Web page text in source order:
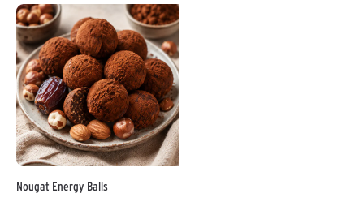
Nougat Energy Balls